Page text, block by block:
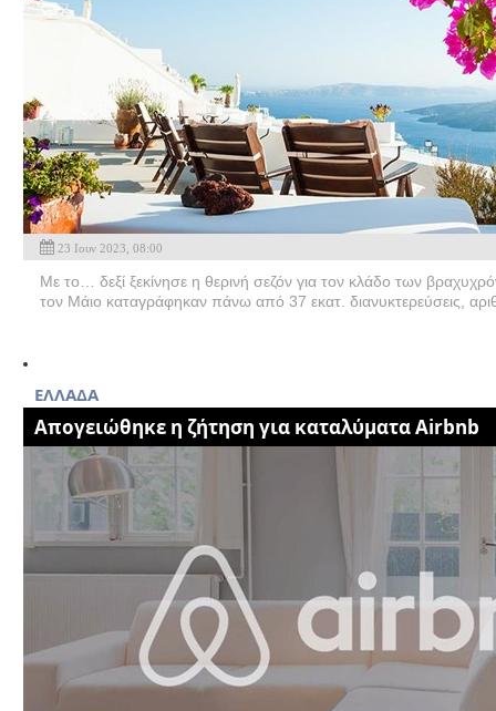
23 Ιουν 2023, 08:00
Με το… δεξί ξεκίνησε η θερινή σεζόν για τον κλάδο των
τον Μάιο καταγράφηκαν πάνω από 37 εκατ. διανυκτερεύσεις,
EΛΛΑΔΑ
Απογειώθηκε η ζήτηση για καταλύματα Airbnb